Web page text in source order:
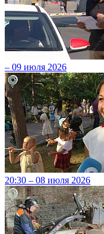
– 09 июля 2026
20:30 – 08 июля 2026